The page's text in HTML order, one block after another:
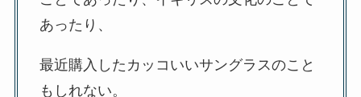
あったり、
最近購入したカッコいいサングラスのこと
もしれない。